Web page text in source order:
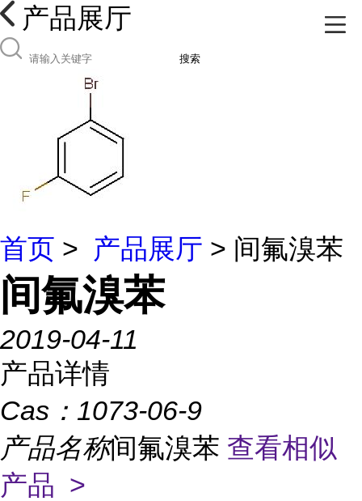
产品展厅
搜索
首页 > 产品展厅 > 间氟溴苯
间氟溴苯
2019-04-11
产品详情
Cas： 1073-06-9
产品名称间氟溴苯 查看相似
产品 >